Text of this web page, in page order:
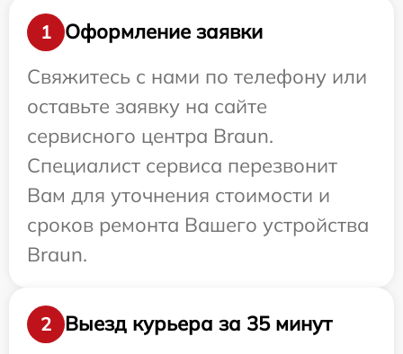
1
Оформление заявки
Свяжитесь с нами по телефону или
оставьте заявку на сайте
сервисного центра Braun.
Специалист сервиса перезвонит
Вам для уточнения стоимости и
сроков ремонта Вашего устройства
Braun.
2
Выезд курьера за 35 минут